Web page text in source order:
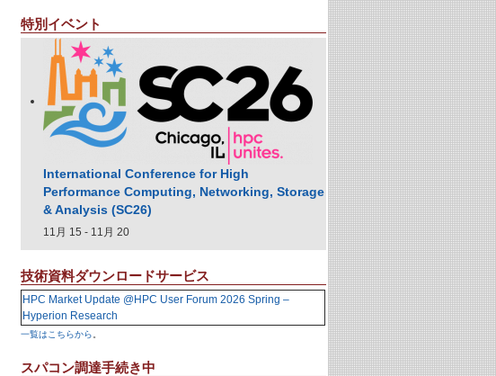
2026/07/24
【日本原子力研究開発機構】入札公示 炉心損傷解析用ク
ラスタ計算機の購入 【入札締切：9/29】
2026/07/23
【高知大学】落札公示 人工知能用計算ノード 【株式会
社エレパ】 31,988,000円
特別イベント
International Conference for High
Performance Computing, Networking, Storage
& Analysis (SC26)
11月 15 - 11月 20
技術資料ダウンロードサービス
HPC Market Update @HPC User Forum 2026 Spring –
Hyperion Research
一覧はこちらから
スパコン調達手続き中